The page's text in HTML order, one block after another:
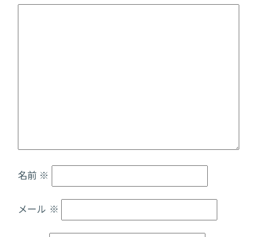
名前 ※
メール ※